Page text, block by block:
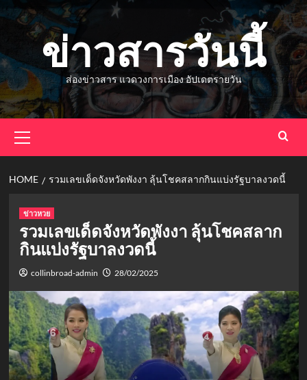
Skip
ข่าวสารวันนี้
ส่องข่าวสาร แวดวงการเมือง อัปเดตรายวัน
Menu
HOME รวมเลขเด็ดจังหวัดพังงา ลุ้นโชคสลากกินแบ่งรัฐบาลงวดนี้
ข่าวหวย
รวมเลขเด็ดจังหวัดพังงา ลุ้นโชคสลาก
กินแบ่งรัฐบาลงวดนี้
collinbroad-admin 28/02/2025